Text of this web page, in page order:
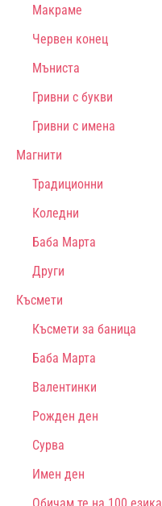
Макраме
Червен конец
Мъниста
Гривни с букви
Гривни с имена
Магнити
Традиционни
Коледни
Баба Марта
Други
Късмети
Късмети за баница
Баба Марта
Валентинки
Рожден ден
Сурва
Имен ден